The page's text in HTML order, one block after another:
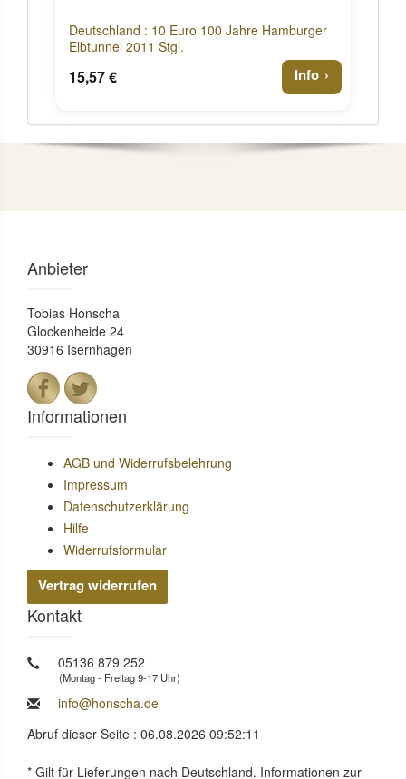
Deutschland : 10 Euro 100 Jahre Hamburger
Elbtunnel 2011 Stgl.
15,57 € Info
Anbieter
Tobias Honscha
Glockenheide 24
30916 Isernhagen
Informationen
AGB und Widerrufsbelehrung
Impressum
Datenschutzerklärung
Hilfe
Widerrufsformular
Vertrag widerrufen
Kontakt
05136 879 252
(Montag - Freitag 9-17 Uhr)
info@honscha.de
Abruf dieser Seite : 06.08.2026 09:52:11
* Gilt für Lieferungen nach Deutschland. Informationen zur